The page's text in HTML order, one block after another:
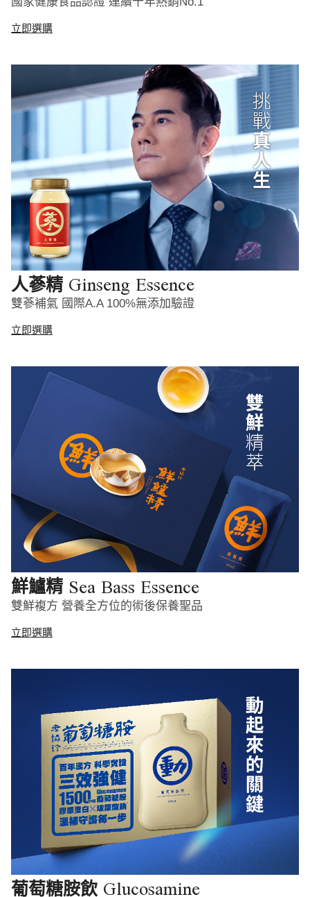
立即選購
人蔘精 Ginseng Essence
雙蔘補氣 國際A.A 100%無添加驗證
立即選購
鮮鱸精 Sea Bass Essence
雙鮮複方 營養全方位的術後保養聖品
立即選購
葡萄糖胺飲